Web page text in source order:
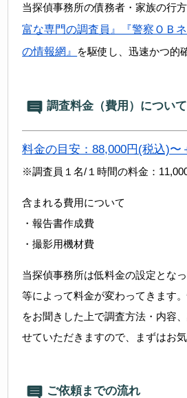
当探偵事務所の債務者・家族の行
富な専門の調査員』『警察ＯＢ
の情報網』
を駆使し、迅速かつ的
調査料金（費用）について
料金の目安：88,000円(税込)〜
※調査員１名/１時間の料金：
含まれる費用について
・報告書作成費
・撮影用機材費
当探偵事務所は低料金の設定とな
等によって料金が変わってきます
をお聞きした上で調査方法・内容
せていただきますので、まずはお
ご依頼までの流れ